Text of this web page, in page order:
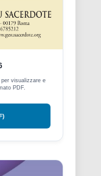
visualizzare e
PDF.